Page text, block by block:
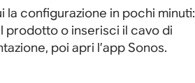
la configurazione in pochi minuti:
prodotto o inserisci il cavo di
poi apri l’app Sonos.